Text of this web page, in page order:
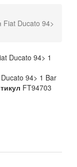
Fiat Ducato 94>
94> 1 Bar
FT94703